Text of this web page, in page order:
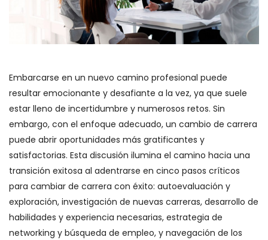
Embarcarse en un nuevo camino profesional puede
resultar emocionante y desafiante a la vez, ya que suele
estar lleno de incertidumbre y numerosos retos. Sin
embargo, con el enfoque adecuado, un cambio de carrera
puede abrir oportunidades más gratificantes y
satisfactorias. Esta discusión ilumina el camino hacia una
transición exitosa al adentrarse en cinco pasos críticos
para cambiar de carrera con éxito: autoevaluación y
exploración, investigación de nuevas carreras, desarrollo de
habilidades y experiencia necesarias, estrategia de
networking y búsqueda de empleo, y navegación de los